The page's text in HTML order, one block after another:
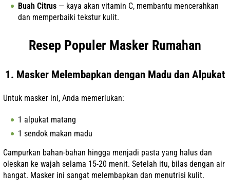
Buah Citrus — kaya akan vitamin C, membantu mencerahkan
dan memperbaiki tekstur kulit.
Resep Populer Masker Rumahan
1. Masker Melembapkan dengan Madu dan Alpukat
Untuk masker ini, Anda memerlukan:
1 alpukat matang
1 sendok makan madu
Campurkan bahan-bahan hingga menjadi pasta yang halus dan
oleskan ke wajah selama 15-20 menit. Setelah itu, bilas dengan air
hangat. Masker ini sangat melembapkan dan menutrisi kulit.